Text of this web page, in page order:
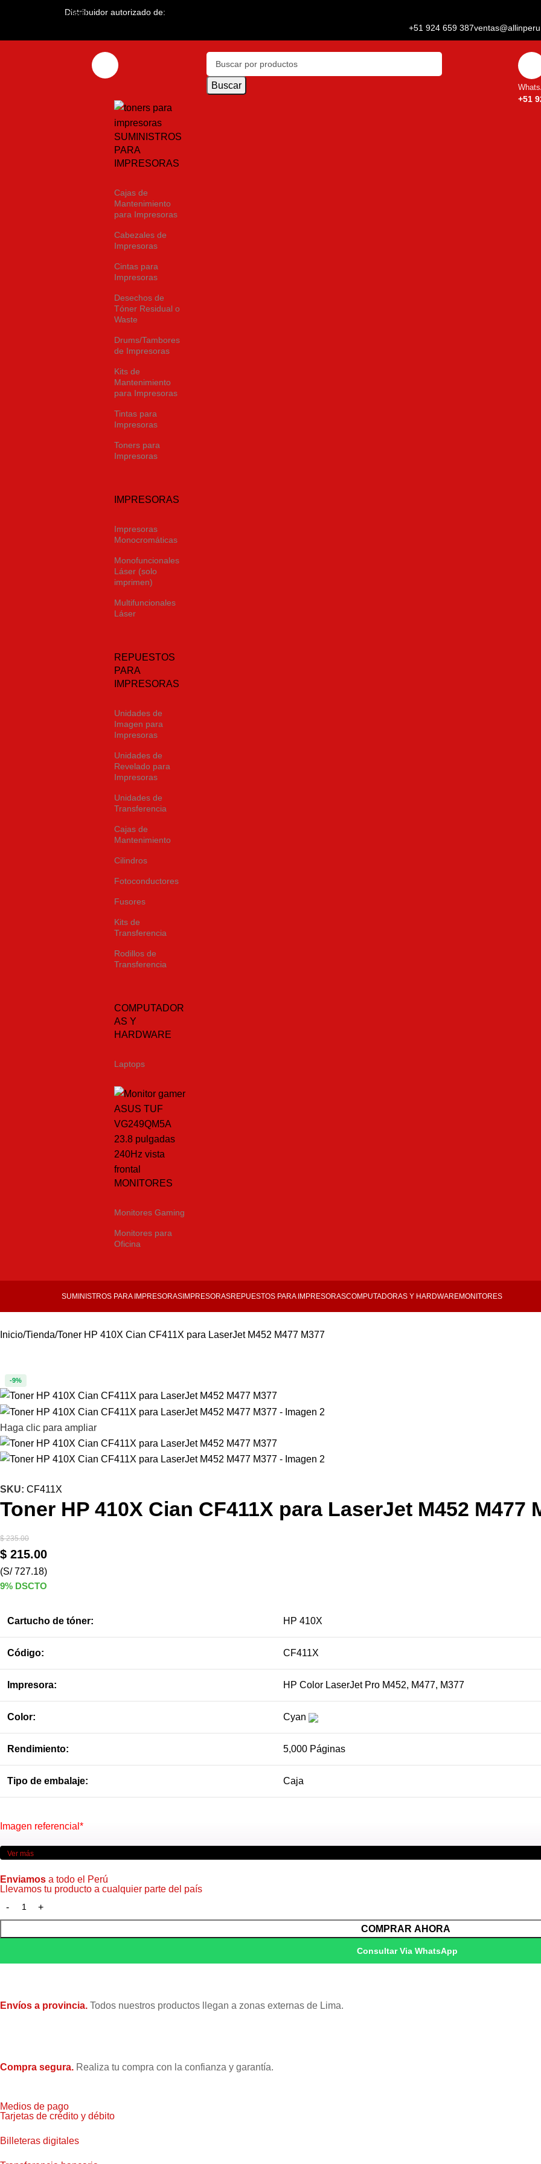
Skip to main contentDistribuidor autorizado de:
+51 924 659 387
SUMINISTROS
PARA
IMPRESORAS
Cajas de
Mantenimiento
para Impresoras
Cabezales de
Impresoras
Cintas para
Impresoras
Desechos de
Tóner Residual o
Waste
Drums/Tambores
de Impresoras
Kits de
Mantenimiento
para Impresoras
Tintas para
Impresoras
Toners para
Impresoras
IMPRESORAS
Impresoras
Monocromáticas
Monofuncionales
Láser (solo
imprimen)
Multifuncionales
Láser
REPUESTOS
PARA
IMPRESORAS
Unidades de
Imagen para
Impresoras
Unidades de
Revelado para
Impresoras
Unidades de
Transferencia
Cajas de
Mantenimiento
Cilindros
Fotoconductores
Fusores
Kits de
Transferencia
Rodillos de
Transferencia
COMPUTADOR
AS Y
HARDWARE
Laptops
MONITORES
Monitores Gaming
Monitores para
Oficina
Buscar
+51
SUMINISTROS PARA IMPRESORASIMPRESORASREPUESTOS PARA IMPRESORASCOMPUTADORAS Y HARDWAREMONITORES
Inicio Tienda Toner HP 410X Cian CF411X para LaserJet M452 M477 M377
-9%
Haga clic para ampliar
SKU: CF411X
Toner HP 410X Cian CF411X para LaserJet M452 M477
$235.00
$ 215.00
(S/ 727.18)
9% DSCTO
Cartucho de tóner: HP 410X
Código: CF411X
Impresora: HP Color LaserJet Pro M452, M477, M377
Color: Cyan
Rendimiento: 5,000 Páginas
Tipo de embalaje: Caja
Imagen referencial*
Ver más
Enviamos a todo el Perú
Llevamos tu producto a cualquier parte del país
COMPRAR AHORA
Consultar Via WhatsApp
Envíos a provincia. Todos nuestros productos llegan a zonas externas de Lima.
Compra segura. Realiza tu compra con la confianza y garantía.
Medios de pago
Tarjetas de crédito y débito
Billeteras digitales